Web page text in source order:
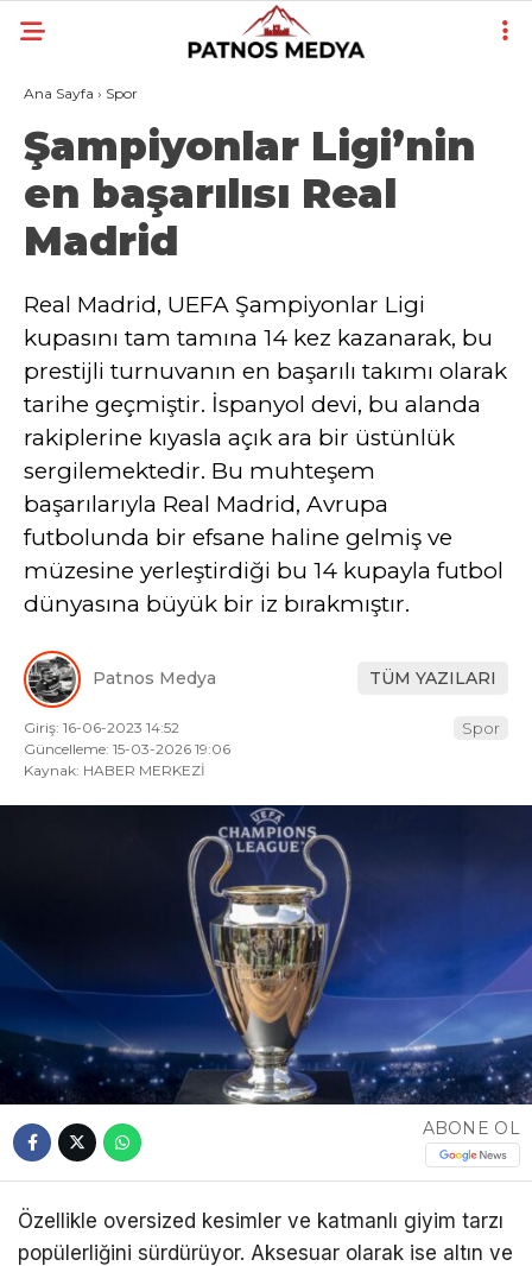
Ana Sayfa › Spor
Şampiyonlar Ligi’nin
en başarılısı Real
Madrid
Real Madrid, UEFA Şampiyonlar Ligi
kupasını tam tamına 14 kez kazanarak, bu
prestijli turnuvanın en başarılı takımı olarak
tarihe geçmiştir. İspanyol devi, bu alanda
rakiplerine kıyasla açık ara bir üstünlük
sergilemektedir. Bu muhteşem
başarılarıyla Real Madrid, Avrupa
futbolunda bir efsane haline gelmiş ve
müzesine yerleştirdiği bu 14 kupayla futbol
dünyasına büyük bir iz bırakmıştır.
Patnos Medya TÜM YAZILARI
Giriş: 16-06-2023 14:52
Güncelleme: 15-03-2026 19:06
Kaynak: HABER MERKEZİ
Spor
ABONE OL
Özellikle oversized kesimler ve katmanlı giyim tarzı
popülerliğini sürdürüyor. Aksesuar olarak ise altın ve